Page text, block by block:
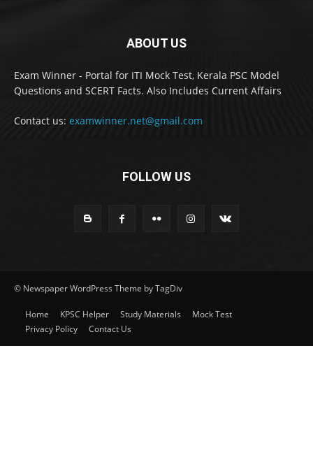
ABOUT US
Exam Winner - Portal for ITI Mock Test, Kerala PSC Model
Questions and SCERT Facts. Also Includes Current Affairs
Contact us: examwinner.net@gmail.com
FOLLOW US
© Newspaper WordPress Theme by TagDiv
Home KPSC Helper Study Materials
Mock Test
Privacy Policy
Contact Us